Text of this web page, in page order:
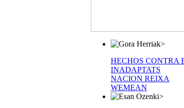
>
HECHOS CONTRA
INADAPTATS
NACION REIXA
WEMEAN
>